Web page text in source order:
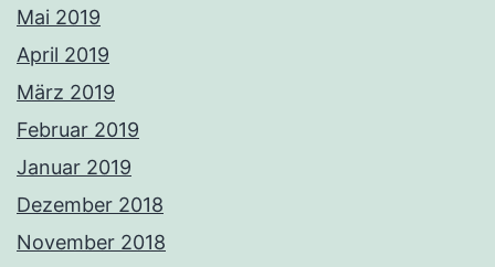
Mai 2019
April 2019
März 2019
Februar 2019
Januar 2019
Dezember 2018
November 2018